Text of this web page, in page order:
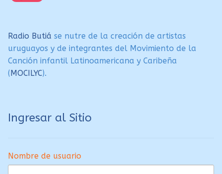
Radio Butiá se nutre de la creación de artistas
uruguayos y de integrantes del Movimiento de la
Canción infantil Latinoamericana y Caribeña
( MOCILYC).
Ingresar al Sitio
Nombre de usuario